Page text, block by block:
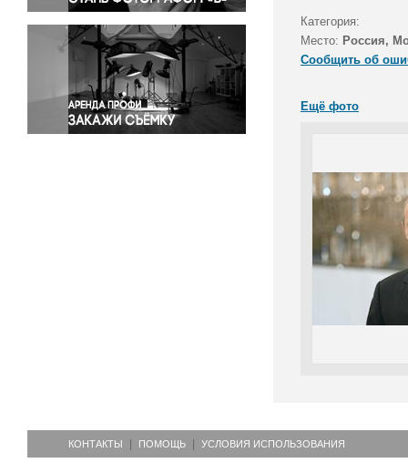
Светская жизнь
Спорт
Экология
Экономика и бизнес
Категория:
Место: Россия,
Сообщить об
Ещё фото
КОНТАКТЫ ПОМОЩЬ УСЛОВИЯ ИСПОЛЬЗОВАНИЯ